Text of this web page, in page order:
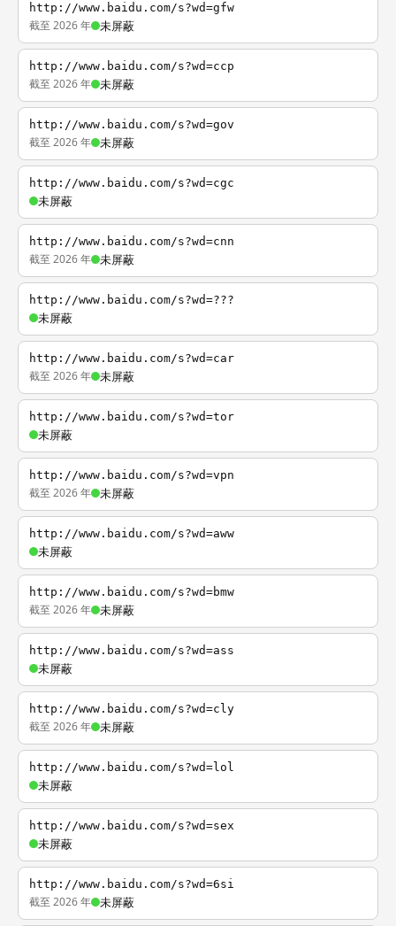
http://www.baidu.com/s?wd=gfw
截至 2026 年 未屏蔽
http://www.baidu.com/s?wd=ccp
截至 2026 年 未屏蔽
http://www.baidu.com/s?wd=gov
截至 2026 年 未屏蔽
http://www.baidu.com/s?wd=cgc
未屏蔽
http://www.baidu.com/s?wd=cnn
截至 2026 年 未屏蔽
http://www.baidu.com/s?wd=???
未屏蔽
http://www.baidu.com/s?wd=car
截至 2026 年 未屏蔽
http://www.baidu.com/s?wd=tor
未屏蔽
http://www.baidu.com/s?wd=vpn
截至 2026 年 未屏蔽
http://www.baidu.com/s?wd=aww
未屏蔽
http://www.baidu.com/s?wd=bmw
截至 2026 年 未屏蔽
http://www.baidu.com/s?wd=ass
未屏蔽
http://www.baidu.com/s?wd=cly
截至 2026 年 未屏蔽
http://www.baidu.com/s?wd=lol
未屏蔽
http://www.baidu.com/s?wd=sex
未屏蔽
http://www.baidu.com/s?wd=6si
截至 2026 年 未屏蔽